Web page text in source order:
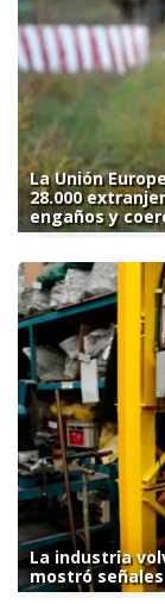
La Unión
28.000
engaños y
La industria
mostró